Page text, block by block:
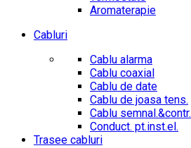
Aromaterapie
Cabluri
Cablu alarma
Cablu coaxial
Cablu de date
Cablu de joasa tens.
Cablu semnal.&contr.
Conduct. pt.inst.el.
Trasee cabluri